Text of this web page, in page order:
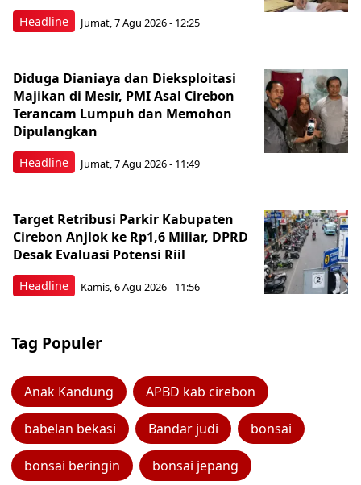
Headline Jumat, 7 Agu 2026 - 12:25
Headline
Diduga Dianiaya dan Dieksploitasi
Majikan di Mesir, PMI Asal Cirebon
Terancam Lumpuh dan Memohon
Dipulangkan
Jumat, 7 Agu 2026 - 11:49
Headline
Target Retribusi Parkir Kabupaten
Cirebon Anjlok ke Rp1,6 Miliar, DPRD
Desak Evaluasi Potensi Riil
Kamis, 6 Agu 2026 - 11:56
Tag Populer
Anak Kandung APBD kab cirebon
babelan bekasi Bandar judi bonsai
bonsai beringin bonsai jepang